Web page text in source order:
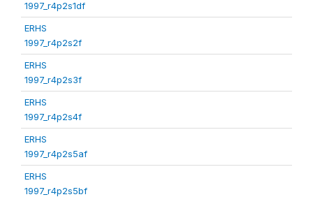
1997_r4p2s1df
ERHS
1997_r4p2s2f
ERHS
1997_r4p2s3f
ERHS
1997_r4p2s4f
ERHS
1997_r4p2s5af
ERHS
1997_r4p2s5bf